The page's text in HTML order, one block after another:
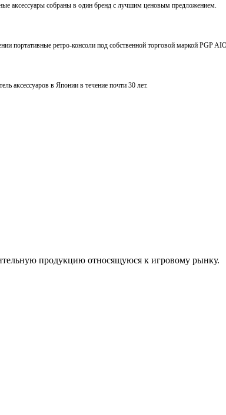
аксессуары собраны в один бренд с лучшим ценовым предложением.
портативные ретро-консоли под собственной торговой маркой PGP
аксессуаров в Японии в течение почти 30 лет.
продукцию относящуюся к игровому рынку.